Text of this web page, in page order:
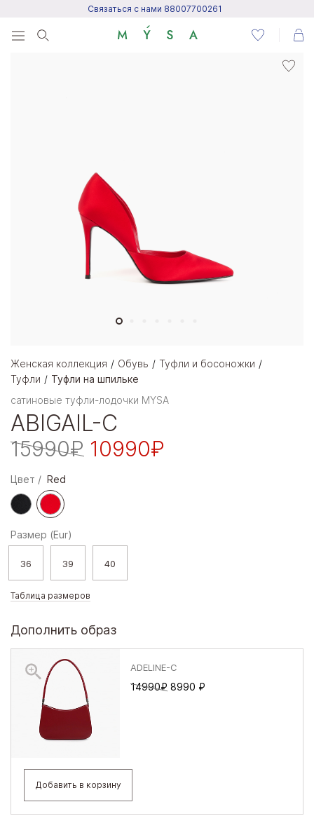
Связаться с нами 88007700261
Женская коллекция Обувь
Туфли и босоножки
Туфли
Туфли на шпильке
сатиновые туфли-лодочки MYSA
ABIGAIL-C
15990₽ 10990₽
Цвет Red
Размер (Eur)
36 39 40
Таблица размеров
Дополнить образ
ADELINE-С
14990₽ 8990 ₽
Добавить в корзину
Написать в Telegram